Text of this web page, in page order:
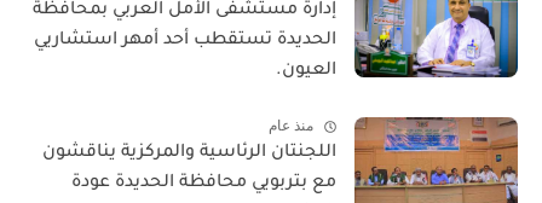
إدارة مستشفى الأمل العربي بمحافظة
الحديدة تستقطب أحد أمهر استشاريي
العيون.
منذ عام
اللجنتان الرئاسية والمركزية يناقشون
مع بتربويي محافظة الحديدة عودة